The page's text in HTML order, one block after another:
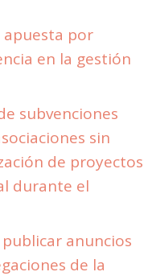
apuesta por
en la gestión
subvenciones
sin
de proyectos
durante el
anuncios
de la